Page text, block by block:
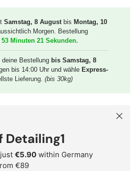
Samstag, 8 August bis Montag, 10
Morgen. Bestellung
Minuten 20 Sekunden.
deine Bestellung bis Samstag, 8
bis 14:00 Uhr und wähle Express-
Lieferung. (bis 30kg)
Detailing1
€5.90 within Germany
€89
Close